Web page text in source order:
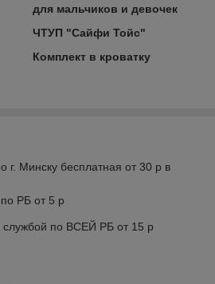
для мальчиков и девочек
ЧТУП "Сайфи Тойс"
Комплект в кроватку
г. Минску бесплатная от 30 р в
РБ от 5 р
службой по ВСЕЙ РБ от 15 р